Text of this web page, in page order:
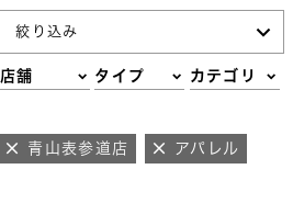
絞り込み
店舗 タイプ カテゴリ
青山表参道店 アパレル